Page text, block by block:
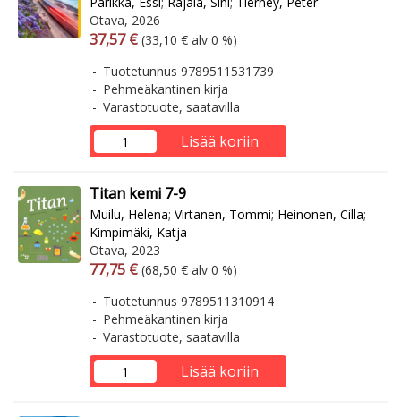
Otava, 2026
Arvonlisäverollinen hinta
37,57 € Arvonlisäveroton hinta
(33,10 € alv 0 %)
Tuotetunnus 9789511531739
Pehmeäkantinen kirja
Varastotuote, saatavilla
Lisää koriin
Titan kemi 7-9
Muilu, Helena; Virtanen, Tommi; Heinonen, Cilla;
Kimpimäki, Katja
Otava, 2023
Arvonlisäverollinen hinta
77,75 € Arvonlisäveroton hinta
(68,50 € alv 0 %)
Tuotetunnus 9789511310914
Pehmeäkantinen kirja
Varastotuote, saatavilla
Lisää koriin